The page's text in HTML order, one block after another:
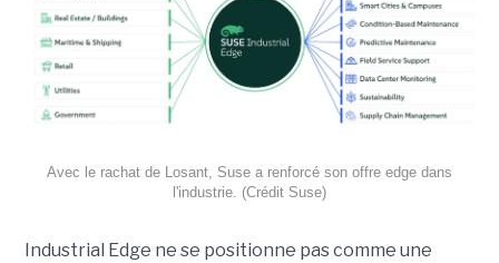
Avec le rachat de Losant, Suse a renforcé son offre edge dans
l'industrie. (Crédit Suse)
Industrial Edge ne se positionne pas comme une